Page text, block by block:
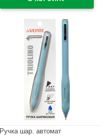
Ручка шар. автомат